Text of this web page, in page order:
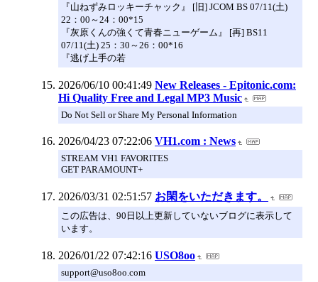
『山ねずみロッキーチャック』 [旧] JCOM BS 07/11(土)
22：00～24：00*15
『灰原くんの強くて青春ニューゲーム』 [再] BS11
07/11(土) 25：30～26：00*16
『逃げ上手の若
2026/06/10 00:41:49 New Releases - Epitonic.com:
Hi Quality Free and Legal MP3 Music
Do Not Sell or Share My Personal Information
2026/04/23 07:22:06 VH1.com : News
STREAM VH1 FAVORITES
GET PARAMOUNT+
2026/03/31 02:51:57 お閑をいただきます。
この広告は、90日以上更新していないブログに表示して
います。
2026/01/22 07:42:16 USO8oo
support@uso8oo.com